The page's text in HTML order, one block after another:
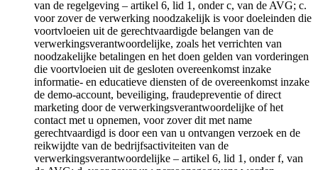
van de regelgeving – artikel 6, lid 1, onder c, van de AVG; c.
voor zover de verwerking noodzakelijk is voor doeleinden die
voortvloeien uit de gerechtvaardigde belangen van de
verwerkingsverantwoordelijke, zoals het verrichten van
noodzakelijke betalingen en het doen gelden van vorderingen
die voortvloeien uit de gesloten overeenkomst inzake
informatie- en educatieve diensten of de overeenkomst inzake
de demo-account, beveiliging, fraudepreventie of direct
marketing door de verwerkingsverantwoordelijke of het
contact met u opnemen, voor zover dit met name
gerechtvaardigd is door een van u ontvangen verzoek en de
reikwijdte van de bedrijfsactiviteiten van de
verwerkingsverantwoordelijke – artikel 6, lid 1, onder f, van